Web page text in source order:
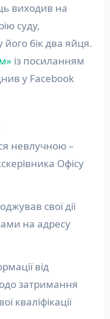
виходив на
суду,
бік два яйця.
із посиланням
у Facebook
невлучною –
Офісу
свої дії
на адресу
від
затримання
кваліфікації